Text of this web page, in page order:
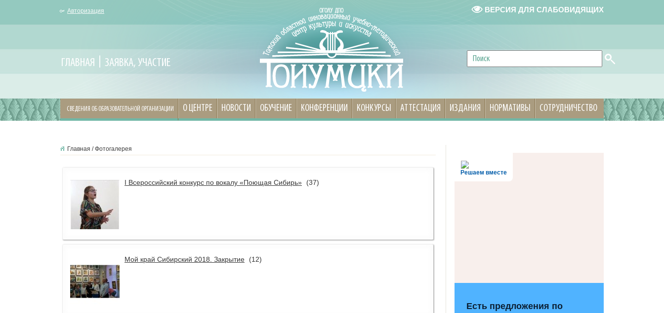
Авторизация
ГЛАВНАЯ ЗАЯВКА, УЧАСТИЕ
ВЕРСИЯ ДЛЯ СЛАБОВИДЯЩИХ
СВЕДЕНИЯ ОБ ОБРАЗОВАТЕЛЬНОЙ ОРГАНИЗАЦИИ О ЦЕНТРЕ НОВОСТИ ОБУЧЕНИЕ КОНФЕРЕНЦИИ КОНКУРСЫ АТТЕСТАЦИЯ ИЗДАНИЯ НОРМАТИВЫ СОТРУДНИЧЕСТВО
Главная /Фотогалерея
I Всероссийский конкурс по вокалу «Поющая Сибирь» (37)
Мой край Сибирский 2018. Закрытие (12)
Решаем вместе
Есть предложения по